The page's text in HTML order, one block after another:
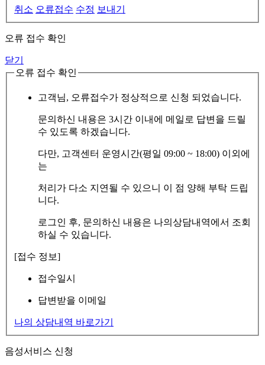
취소 오류접수 수정 보내기
오류 접수 확인
닫기
오류 접수 확인
고객님, 오류접수가 정상적으로 신청 되었습니다.
문의하신 내용은 3시간 이내에 메일로 답변을 드릴
수 있도록 하겠습니다.
다만, 고객센터 운영시간(평일 09:00 ~ 18:00) 이외에
는
처리가 다소 지연될 수 있으니 이 점 양해 부탁 드립
니다.
로그인 후, 문의하신 내용은 나의상담내역에서 조회
하실 수 있습니다.
[접수 정보]
접수일시
답변받을 이메일
나의 상담내역 바로가기
음성서비스 신청